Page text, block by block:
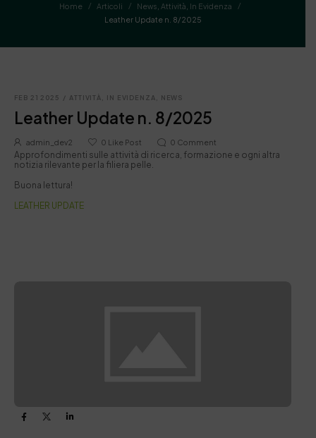
Home / Articoli / News Attività In Evidenza
/
Leather Update n. 8/2025
FEB 21 2025 / ATTIVITÀ, IN EVIDENZA, NEWS
Leather Update n. 8/2025
admin_dev2 0 Like Post 0 Comment
Approfondimenti sulle attività di ricerca, formazione e ogni altra
notizia rilevante per la filiera pelle.
Buona lettura!
LEATHER UPDATE